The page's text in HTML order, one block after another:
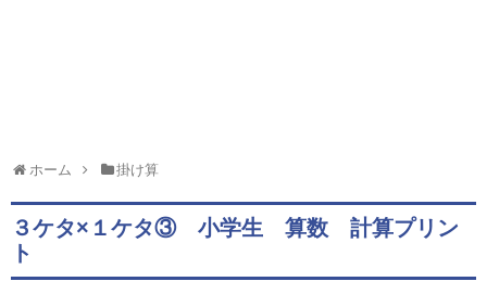
ホーム 掛け算
３ケタ×１ケタ③ 小学生 算数 計算プリン
ト